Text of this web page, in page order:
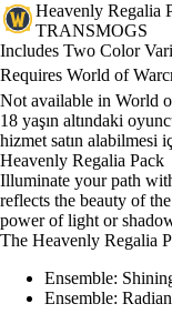
Heavenly Regalia
TRANSMOGS
Ürün Bildirimi
Includes Two Color
Fiyat
Mevcut eylemler
Requires World of
Not available in World
18 yaşın altındaki
hizmet satın alabilmesi
Heavenly Regalia Pack
Illuminate your path
reflects the beauty of
power of light or
The Heavenly Regalia
Ensemble:
Ensemble: